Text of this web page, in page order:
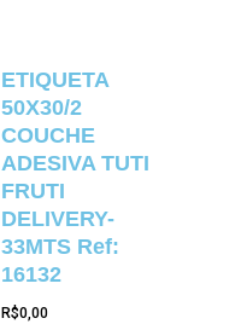
ETIQUETA
50X30/2
COUCHE
ADESIVA TUTI
FRUTI
DELIVERY-
33MTS Ref:
16132
R$0,00